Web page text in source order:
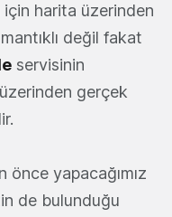
için harita üzerinden
değil fakat
servisinin
gerçek
önce yapacağımız
de bulunduğu